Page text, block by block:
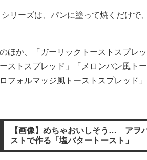
リーズは、パンに塗って焼くだけで
ほか、「ガーリックトーストスプレ
ストスプレッド」「メロンパン風ト
フォルマッジ風トーストスプレッド
【画像】めちゃおいしそう… アヲ
ストで作る「塩バタートースト」